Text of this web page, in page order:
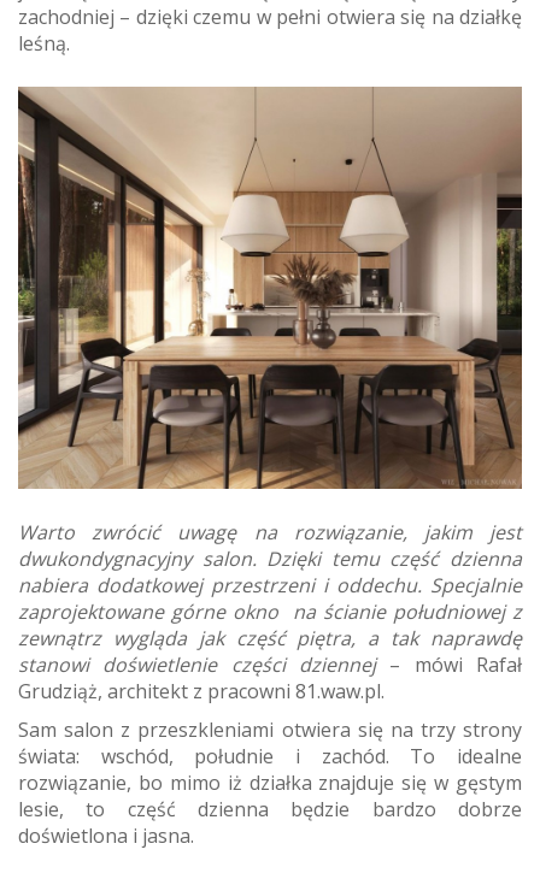
zachodniej – dzięki czemu w pełni otwiera się na działkę
leśną.
Warto zwrócić uwagę na rozwiązanie, jakim jest
dwukondygnacyjny salon. Dzięki temu część dzienna
nabiera dodatkowej przestrzeni i oddechu. Specjalnie
zaprojektowane górne okno na ścianie południowej z
zewnątrz wygląda jak część piętra, a tak naprawdę
stanowi doświetlenie części dziennej– mówi Rafał
Grudziąż, architekt z pracowni 81.waw.pl.
Sam salon z przeszkleniami otwiera się na trzy strony
świata: wschód, południe i zachód. To idealne
rozwiązanie, bo mimo iż działka znajduje się w gęstym
lesie, to część dzienna będzie bardzo dobrze
doświetlona i jasna.